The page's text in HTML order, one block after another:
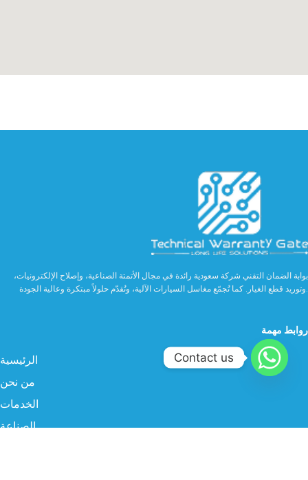
بوابة الضمان التقني شركة سعودية رائدة في مجال الأتمتة الصناعية، وإصلاح الإلكترونيات،
وتوريد قطع الغيار. كما تُجمّع مغاسل السيارات الآلية، وتُقدّم حلولاً مبتكرة وعالية الجودة.
روابط مهمة
الرئيسية
من نحن
الخدمات
الصناعة
Contact us